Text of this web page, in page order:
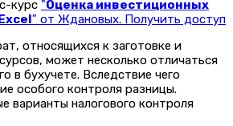
курс "Оценка инвестиционных
" от Ждановых. Получить доступ
относящихся к заготовке и
может несколько отличаться
в бухучете. Вследствие чего
особого контроля разницы.
варианты налогового контроля